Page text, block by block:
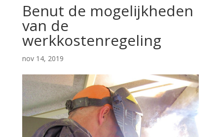
Benut de mogelijkheden
van de
werkkostenregeling
nov 14, 2019